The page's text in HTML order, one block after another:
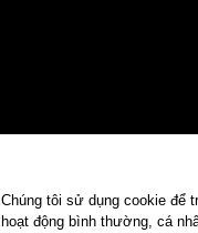
Chúng tôi sử dụng cookie để
hoạt động bình thường, cá